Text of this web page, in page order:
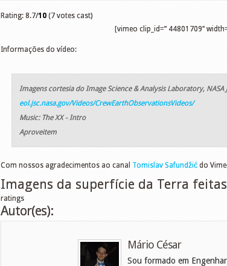
Rating: 8.7/10 (7 votes cast)
[vimeo clip_id=” 44801709″
Informações do vídeo:
Imagens cortesia do Image Science & Analysis Laboratory, NASA
eol.jsc.nasa.gov/Videos/CrewEarthObservationsVideos/
Music: The XX - Intro
Aproveitem
Com nossos agradecimentos ao canal Tomislav Safundžić do
Imagens da superfície da Terra feitas
ratings
Autor(es):
Mário César
Sou formado em